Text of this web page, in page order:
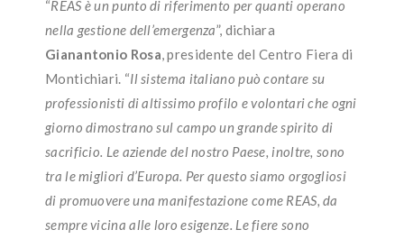
“REAS è un punto di riferimento per quanti operano
nella gestione dell’emergenza”, dichiara
Gianantonio Rosa, presidente del Centro Fiera di
Montichiari. “Il sistema italiano può contare su
professionisti di altissimo profilo e volontari che ogni
giorno dimostrano sul campo un grande spirito di
sacrificio. Le aziende del nostro Paese, inoltre, sono
tra le migliori d’Europa. Per questo siamo orgogliosi
di promuovere una manifestazione come REAS, da
sempre vicina alle loro esigenze. Le fiere sono